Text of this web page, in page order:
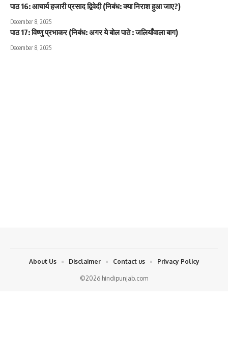
पाठ 16: आचार्य हजारी प्रसाद द्विवेदी (निबंध: क्या निराश हुआ जाए?)
December 8, 2025
पाठ 17: विष्णु प्रभाकर (निबंध: अगर ये बोल पाते : जलियाँवाला बाग)
December 8, 2025
©2026 hindipunjab.com
About Us Disclaimer Contact us Privacy Policy